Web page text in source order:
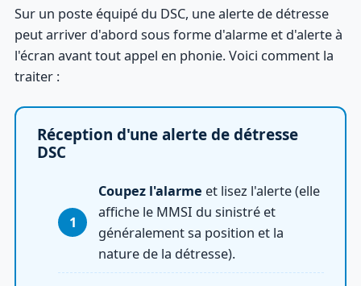
Sur un poste équipé du DSC, une alerte de détresse
peut arriver d'abord sous forme d'alarme et d'alerte à
l'écran avant tout appel en phonie. Voici comment la
traiter :
Réception d'une alerte de détresse
DSC
Coupez l'alarme et lisez l'alerte (elle
affiche le MMSI du sinistré et
généralement sa position et la
nature de la détresse).